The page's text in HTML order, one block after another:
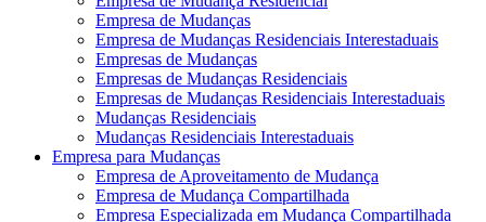
Empresa de Mudanças
Empresa de Mudanças Residenciais Interestaduais
Empresas de Mudanças
Empresas de Mudanças Residenciais
Empresas de Mudanças Residenciais Interestaduais
Mudanças Residenciais
Mudanças Residenciais Interestaduais
Empresa para Mudanças
Empresa de Aproveitamento de Mudança
Empresa de Mudança Compartilhada
Empresa Especializada em Mudança Compartilhada